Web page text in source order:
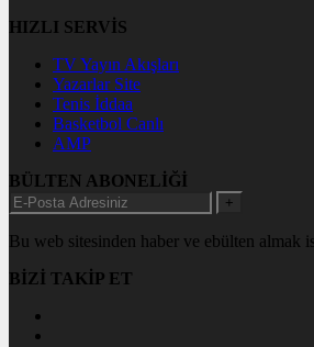
HIZLI SERVİS
TV Yayın Akışları
Yazarlar Site
Tenis İddaa
Basketbol Canlı
AMP
BÜLTEN ABONELİĞİ
+
Bu web sitesinden haber ve ebülten almak
BİZİ TAKİP ET